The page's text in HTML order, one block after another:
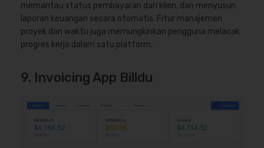
memantau status pembayaran dari klien, dan menyusun
laporan keuangan secara otomatis. Fitur manajemen
proyek dan waktu juga memungkinkan pengguna melacak
progres kerja dalam satu platform.
9. Invoicing App Billdu